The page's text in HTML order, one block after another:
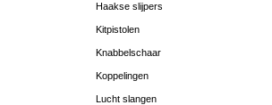
Haakse slijpers
Kitpistolen
Knabbelschaar
Koppelingen
Lucht slangen